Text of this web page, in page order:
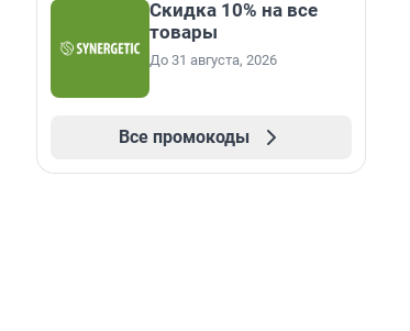
Скидка 10% на все
товары
До 31 августа, 2026
Все промокоды